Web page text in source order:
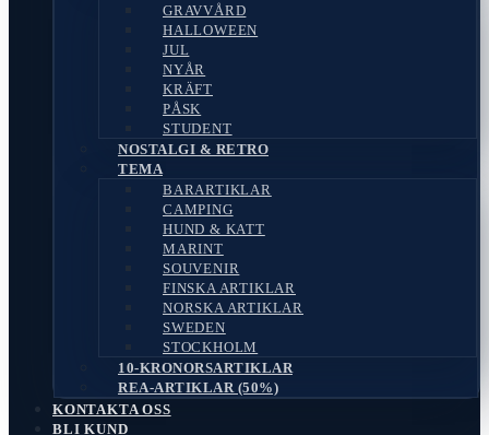
GRAVVÅRD
HALLOWEEN
JUL
NYÅR
KRÄFT
PÅSK
STUDENT
NOSTALGI & RETRO
TEMA
BARARTIKLAR
CAMPING
HUND & KATT
MARINT
SOUVENIR
FINSKA ARTIKLAR
NORSKA ARTIKLAR
SWEDEN
STOCKHOLM
10-KRONORSARTIKLAR
REA-ARTIKLAR (50%)
KONTAKTA OSS
BLI KUND